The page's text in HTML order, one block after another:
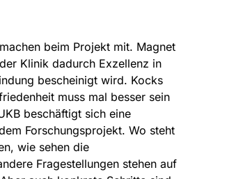
beim Projekt mit. Magnet
Klinik dadurch Exzellenz in
bescheinigt wird. Kocks
muss mal besser sein
beschäftigt sich eine
Forschungsprojekt. Wo steht
wie sehen die
Fragestellungen stehen auf